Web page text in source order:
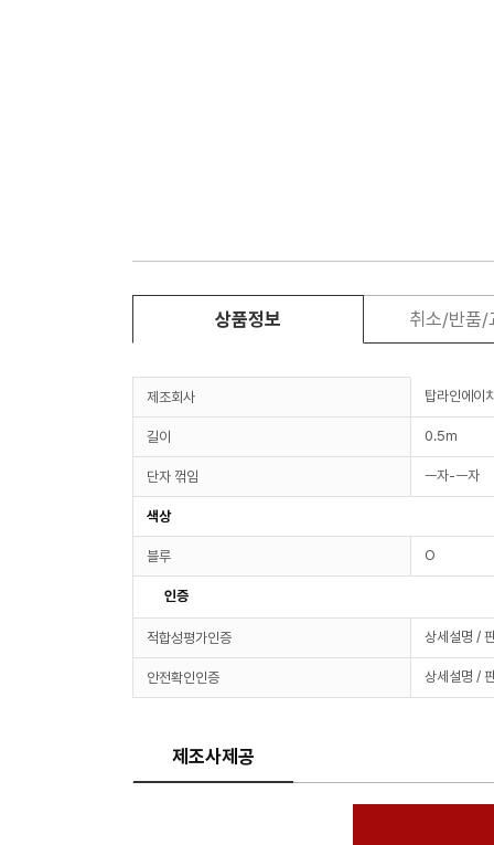
상품정보 취소/반품/
제조회사 탑라인에이
길이 0.5m
단자 꺾임 ㅡ자-ㅡ자
색상
블루 O
인증
적합성평가인증 상세설명 /
안전확인인증 상세설명 /
제조사제공